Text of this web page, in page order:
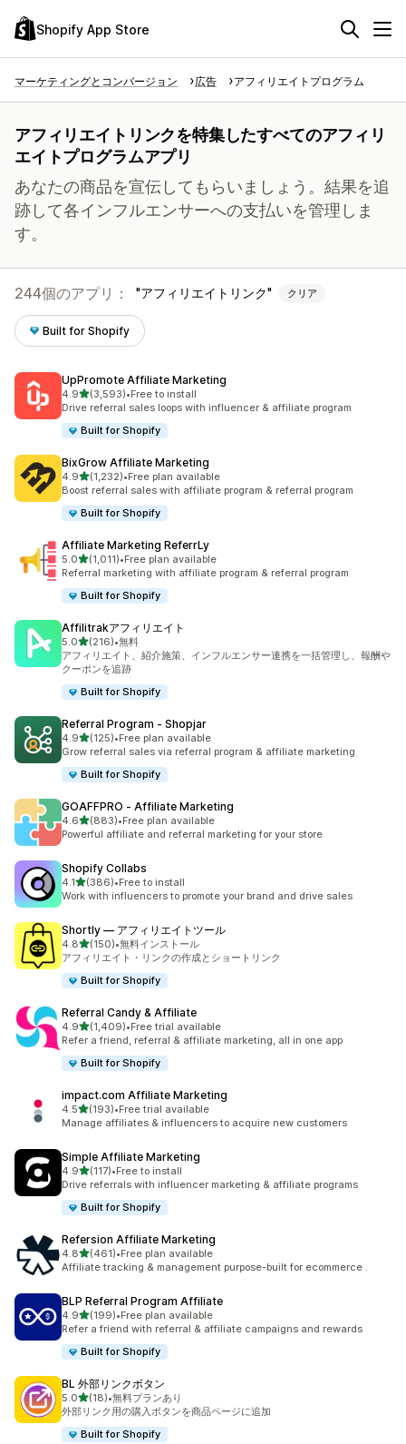
Shopify App Store
マーケティングとコンバージョン 広告 アフィリエイトプログラム
アフィリエイトリンクを特集したすべてのアフィリ
エイトプログラムアプリ
あなたの商品を宣伝してもらいましょう。結果を追
跡して各インフルエンサーへの支払いを管理しま
す。
244個のアプリ： アフィリエイトリンク クリア
Built for Shopify
UpPromote Affiliate Marketing
4.95つ星中
(3,593)
合計レビュー数：3593件
•Free to install
Drive referral sales loops with influencer & affiliate program
Built for Shopify
BixGrow Affiliate Marketing
4.95つ星中
(1,232)
合計レビュー数：1232件
•Free plan available
Boost referral sales with affiliate program & referral program
Built for Shopify
Affiliate Marketing ReferrLy
5.05つ星中
(1,011)
合計レビュー数：1011件
•Free plan available
Referral marketing with affiliate program & referral program
Built for Shopify
Affilitrakアフィリエイト
5.05つ星中
(216)
合計レビュー数：216件
•無料
アフィリエイト、紹介施策、インフルエンサー連携を一括管理し、報酬や
クーポンを追跡
Built for Shopify
Referral Program ‑ Shopjar
4.95つ星中
(125)
合計レビュー数：125件
•Free plan available
Grow referral sales via referral program & affiliate marketing
Built for Shopify
GOAFFPRO ‑ Affiliate Marketing
4.65つ星中
(883)
合計レビュー数：883件
•Free plan available
Powerful affiliate and referral marketing for your store
Shopify Collabs
4.15つ星中
(386)
合計レビュー数：386件
•Free to install
Work with influencers to promote your brand and drive sales
Shortly — アフィリエイトツール
4.85つ星中
(150)
合計レビュー数：150件
•無料インストール
アフィリエイト・リンクの作成とショートリンク
Built for Shopify
Referral Candy & Affiliate
4.95つ星中
(1,409)
合計レビュー数：1409件
•Free trial available
Refer a friend, referral & affiliate marketing, all in one app
Built for Shopify
impact.com Affiliate Marketing
4.55つ星中
(193)
合計レビュー数：193件
•Free trial available
Manage affiliates & influencers to acquire new customers
Simple Affiliate Marketing
4.95つ星中
(117)
合計レビュー数：117件
•Free to install
Drive referrals with influencer marketing & affiliate programs
Built for Shopify
Refersion Affiliate Marketing
4.85つ星中
(461)
合計レビュー数：461件
•Free plan available
Affiliate tracking & management purpose-built for ecommerce .
BLP Referral Program Affiliate
4.95つ星中
(199)
合計レビュー数：199件
•Free plan available
Refer a friend with referral & affiliate campaigns and rewards
Built for Shopify
BL 外部リンクボタン
5.05つ星中
(18)
合計レビュー数：18件
•無料プランあり
外部リンク用の購入ボタンを商品ページに追加
Built for Shopify